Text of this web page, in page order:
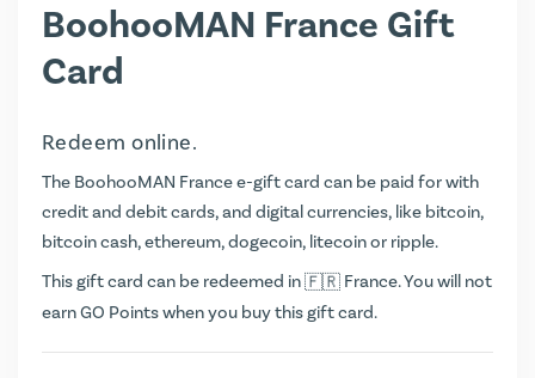
BoohooMAN France Gift
Card
Redeem online.
The BoohooMAN France e-gift card can be paid for with
credit and debit cards, and digital currencies, like bitcoin,
bitcoin cash, ethereum, dogecoin, litecoin or ripple.
This gift card can be redeemed in
France. You will not
earnGO Pointswhen you buy this gift card.